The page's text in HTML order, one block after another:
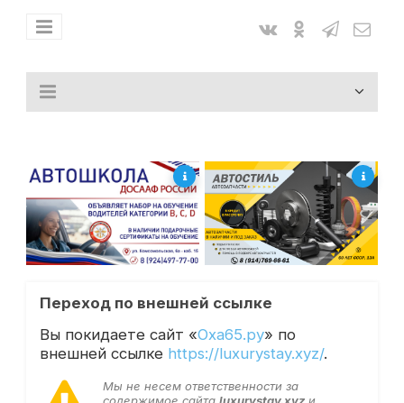
Переход по внешней ссылке
Вы покидаете сайт «Оха65.ру» по
внешней ссылке https://luxurystay.xyz/.
Мы не несем ответственности за
содержимое сайта luxurystay.xyzи